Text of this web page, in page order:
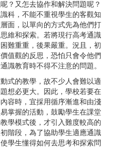
？又怎去協作和解決問題呢？
科，不能不重視學生的客觀知
面，以單向的方式先為他們打
維和探索。若將現行高考通識
難重重，後果嚴重。況且，初
值觀的反思，恐怕只會令他們
識教育時不得不注意的問題。
式的教學，故不少人會難以適
想必更大。因此，學校若要在
容時，宜採用循序漸進和由淺
掌握的活動，鼓勵學生在課堂
學模式後，才引入難度較高的
階段，為了協助學生適應通識
學生懂得如何去思考和探索問